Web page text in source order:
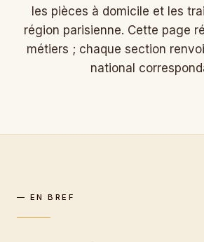
les pièces à domicile et les
région parisienne. Cette page
métiers ; chaque section
national
— EN BREF